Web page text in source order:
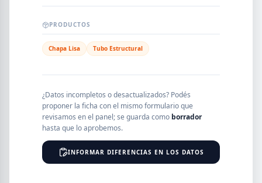
NOMBRE
SEGMENTO
PROVINCIA
PRODUCTOS
Chapa Lisa Tubo Estructural
¿Datos incompletos o desactualizados? Podés
proponer la ficha con el mismo formulario que
revisamos en el panel; se guarda como borrador
hasta que lo aprobemos.
INFORMAR DIFERENCIAS EN LOS DATOS